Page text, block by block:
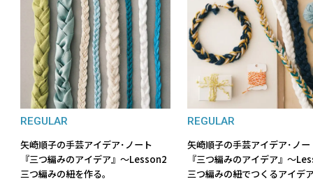
REGULAR
矢崎順子の手芸アイデア･ノート
『三つ編みのアイデア』～Lesson2
三つ編みの紐を作る。
REGULAR
矢崎順子の手芸アイデア･ノ
『三つ編みのアイデア』～
三つ編みの紐でつくるアイデ